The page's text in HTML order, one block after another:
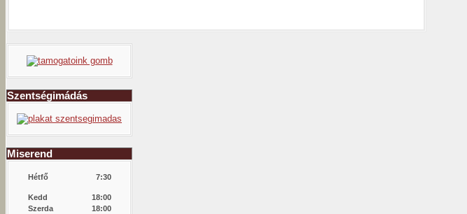
Szentségimádás
Miserend
Hétfő 7:30
Kedd
18:00
Szerda
18:00